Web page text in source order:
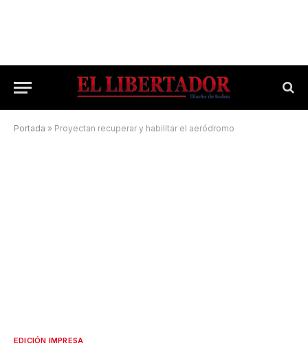
Portada » Proyectan recuperar y habilitar el aeródromo
EDICIÓN IMPRESA